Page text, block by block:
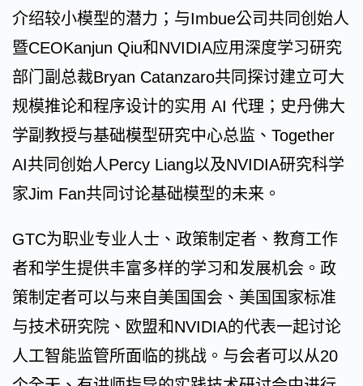
介绍较小模型的潜力；与Imbue公司共同创始人
暨CEOKanjun Qiu和NVIDIA应用深度学习研究
部门副总裁Bryan Catanzaro共同探讨建立可大
规模推论和程序设计的实用 AI 代理；史丹佛大
学副教授与基础模型研究中心总监、Together
AI共同创始人Percy Liang以及NVIDIA研究科学
家Jim Fan共同讨论基础模型的未来。
GTC为职业专业人士、政策制定者、教育工作
者和学生提供丰富多样的学习和发展机会。政
策制定者可以与来自美国国会、美国国家标准
与技术研究院、欧盟和NVIDIA的代表一起讨论
人工智能监管所面临的挑战。与会者可以从20